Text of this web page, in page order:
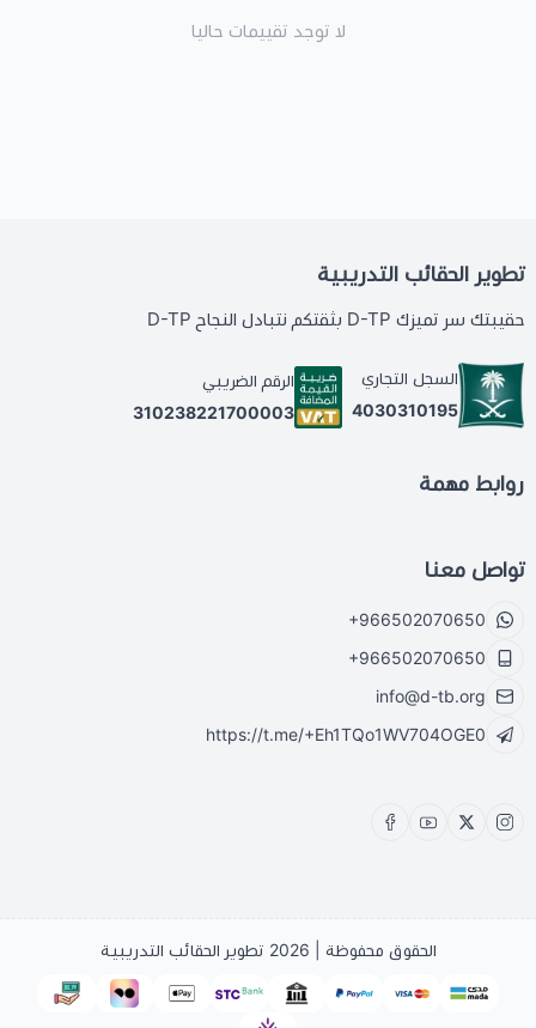
لا توجد تقييمات حاليا
تطوير الحقائب التدريبية
حقيبتك سر تميزك D-TP بثقتكم نتبادل النجاح D-TP
السجل التجاري
4030310195
الرقم الضريبي
310238221700003
روابط مهمة
تواصل معنا
+966502070650
+966502070650
info@d-tb.org
https://t.me/+Eh1TQo1WV704OGE0
الحقوق محفوظة | 2026 تطوير الحقائب التدريبية